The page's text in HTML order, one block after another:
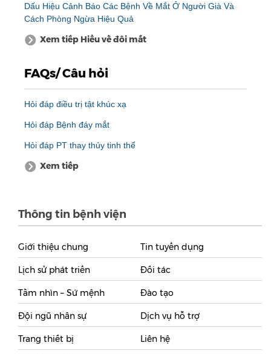
Dấu Hiệu Cảnh Báo Các Bệnh Về Mắt Ở Người Già Và
Cách Phòng Ngừa Hiệu Quả
Xem tiếp Hiểu về đôi mắt
FAQs/ Câu hỏi
Hỏi đáp điều trị tật khúc xạ
Hỏi đáp Bệnh đáy mắt
Hỏi đáp PT thay thủy tinh thể
Xem tiếp
Thông tin bệnh viện
Giới thiệu chung
Lịch sử phát triển
Tầm nhìn – Sứ mệnh
Đội ngũ nhân sự
Trang thiết bị
Tin tuyển dụng
Đối tác
Đào tạo
Dịch vụ hỗ trợ
Liên hệ